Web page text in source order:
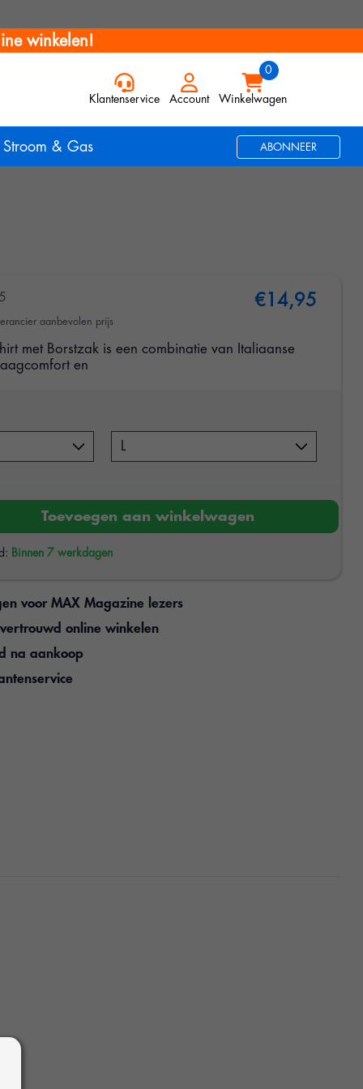
winkelen!
Klantenservice Account Winkelwagen
Stroom & Gas ABONNEER
aanbevolen prijs
€14,95
met Borstzak is een combinatie van Italiaanse
en
Toevoegen aan winkelwagen
Binnen 7 werkdagen
voor MAX Magazine lezers
online winkelen
na aankoop